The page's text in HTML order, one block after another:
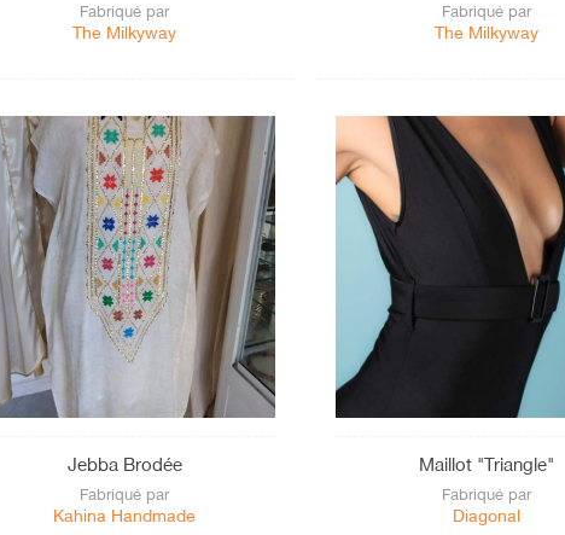
Fabriqué par
The Milkyway
Fabriqué par
The Milkyway
Jebba Brodée
Fabriqué par
Kahina Handmade
Maillot "Triangle"
Fabriqué par
Diagonal